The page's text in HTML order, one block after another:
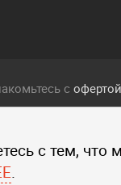
с тем,
.
с офертой
и других